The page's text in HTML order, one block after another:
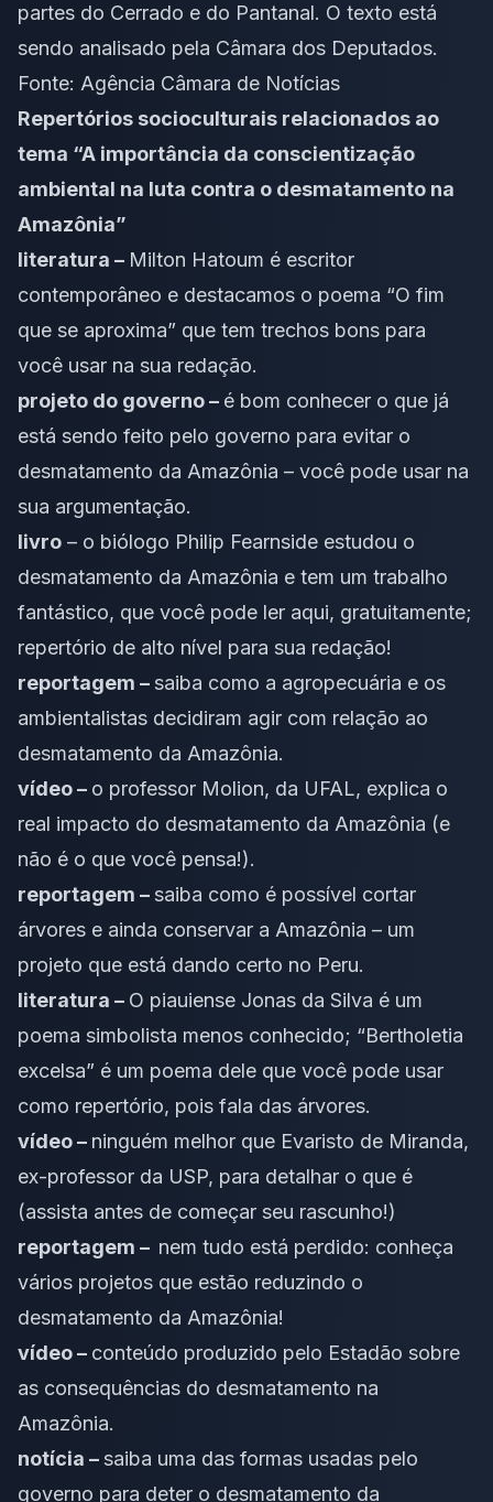
partes do Cerrado e do Pantanal. O texto está
sendo analisado pela Câmara dos Deputados.
Fonte: Agência Câmara de Notícias
Repertórios socioculturais relacionados ao
tema “A importância da conscientização
ambiental na luta contra o desmatamento na
Amazônia”
literatura – Milton Hatoum é escritor
contemporâneo e destacamos o poema “O fim
que se aproxima” que tem trechos bons para
você usar na sua redação.
projeto do governo – é bom conhecer o que já
está sendo feito pelo governo para evitar o
desmatamento da Amazônia – você pode usar na
sua argumentação.
livro – o biólogo Philip Fearnside estudou o
desmatamento da Amazônia e tem um trabalho
fantástico, que você pode ler aqui, gratuitamente;
repertório de alto nível para sua redação!
reportagem – saiba como a agropecuária e os
ambientalistas decidiram agir com relação ao
desmatamento da Amazônia.
vídeo – o professor Molion, da UFAL, explica o
real impacto do desmatamento da Amazônia (e
não é o que você pensa!).
reportagem – saiba como é possível cortar
árvores e ainda conservar a Amazônia – um
projeto que está dando certo no Peru.
literatura – O piauiense Jonas da Silva é um
poema simbolista menos conhecido; “Bertholetia
excelsa” é um poema dele que você pode usar
como repertório, pois fala das árvores.
vídeo – ninguém melhor que Evaristo de Miranda,
ex-professor da USP, para detalhar o que é
(assista antes de começar seu rascunho!)
reportagem – nem tudo está perdido: conheça
vários projetos que estão reduzindo o
desmatamento da Amazônia!
vídeo – conteúdo produzido pelo Estadão sobre
as consequências do desmatamento na
Amazônia.
notícia – saiba uma das formas usadas pelo
governo para deter o desmatamento da